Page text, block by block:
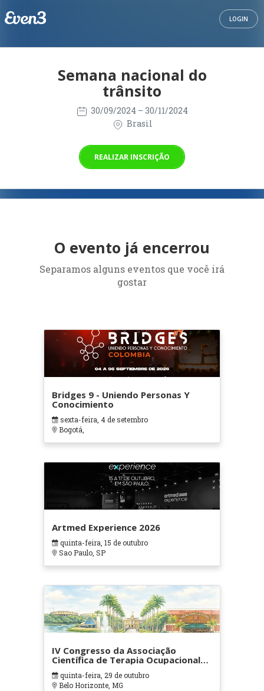
LOGIN
Semana nacional do
trânsito
30/09/2024 – 30/11/2024
Brasil
REALIZAR INSCRIÇÃO
O evento já encerrou
Separamos alguns eventos que você irá
gostar
Bridges 9 - Uniendo Personas Y
Conocimiento
sexta-feira, 4 de setembro
Bogotá,
Artmed Experience 2026
quinta-feira, 15 de outubro
Sao Paulo, SP
IV Congresso da Associação
Científica de Terapia Ocupacional
em Contextos Hospitalares e
Cuidados Paliativos - ATOHOSP
quinta-feira, 29 de outubro
Belo Horizonte, MG